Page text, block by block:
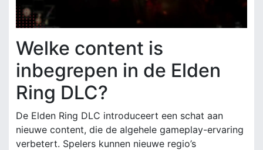
Welke content is
inbegrepen in de Elden
Ring DLC?
De Elden Ring DLC introduceert een schat aan
nieuwe content, die de algehele gameplay-ervaring
verbetert. Spelers kunnen nieuwe regio’s